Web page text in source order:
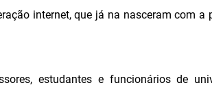
internet, que já na nasceram com a
estudantes e funcionários de